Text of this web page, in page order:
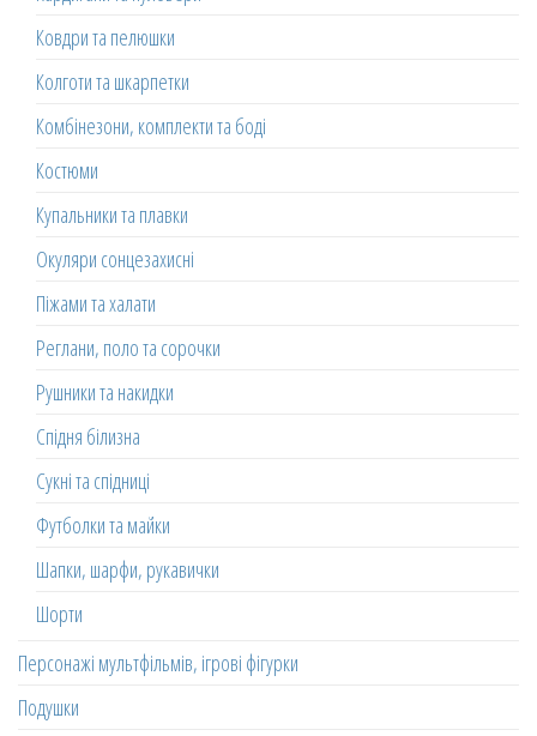
Ковдри та пелюшки
Колготи та шкарпетки
Комбінезони, комплекти та боді
Костюми
Купальники та плавки
Окуляри сонцезахисні
Піжами та халати
Реглани, поло та сорочки
Рушники та накидки
Спідня білизна
Сукні та спідниці
Футболки та майки
Шапки, шарфи, рукавички
Шорти
Персонажі мультфільмів, ігрові фігурки
Подушки